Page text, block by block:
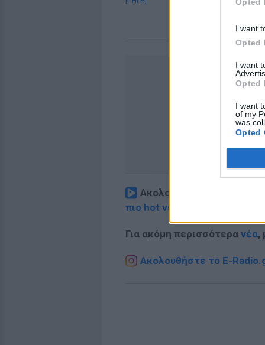
I want
Opted
I want
Opted
I want
of my
was
Opted
Ακολουθήστε το E-
πιο hot νέα
Για ακόμη περισσότερα νέα,
Ακολουθήστε το E-